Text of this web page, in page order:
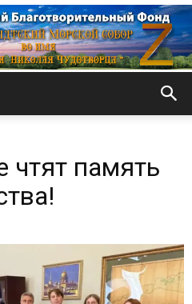
Морской
собор
чтят память